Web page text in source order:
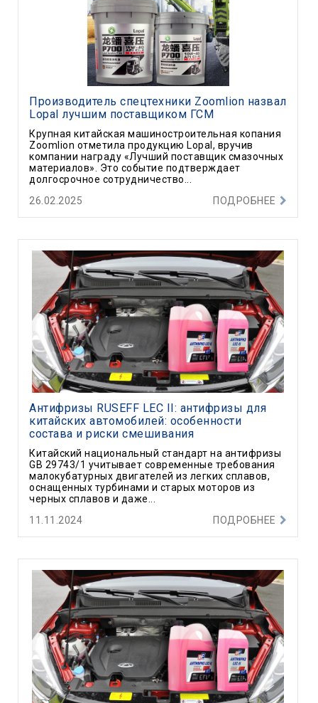
Производитель спецтехники Zoomlion назвал
Lopal лучшим поставщиком ГСМ
Крупная китайская машиностроительная копания
Zoomlion отметила продукцию Lopal, вручив
компании награду «Лучший поставщик смазочных
материалов». Это событие подтверждает
долгосрочное сотрудничество...
26.02.2025
ПОДРОБНЕЕ
Антифризы RUSEFF LEC II: антифризы для
китайских автомобилей: особенности
состава и риски смешивания
Китайский национальный стандарт на антифризы
GB 29743/1 учитывает современные требования
малокубатурных двигателей из легких сплавов,
оснащенных турбинами и старых моторов из
черных сплавов и даже...
11.11.2024
ПОДРОБНЕЕ